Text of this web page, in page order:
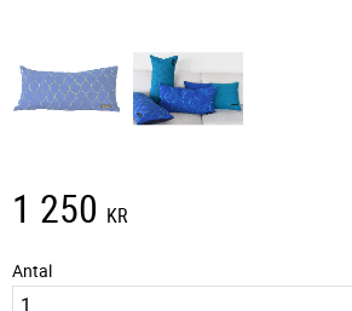
1 250 KR
Antal